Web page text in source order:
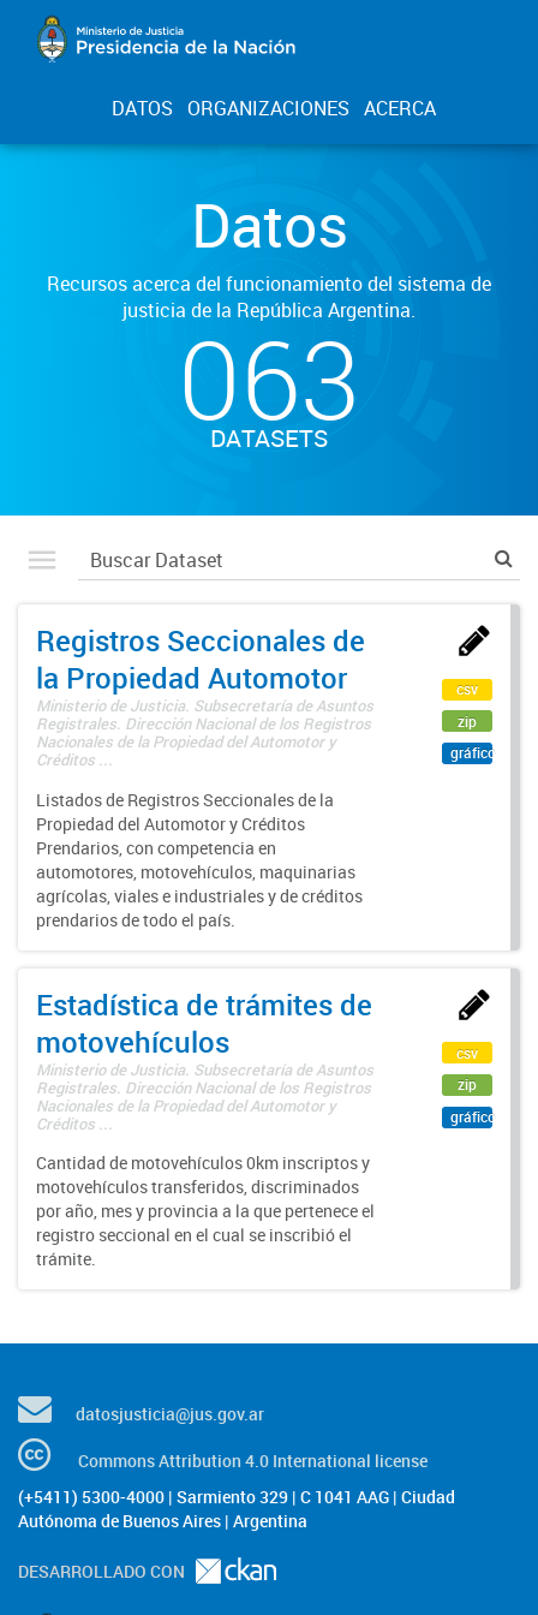
DATOS ORGANIZACIONES ACERCA
Datos
Recursos acerca del funcionamiento del sistema de
justicia de la República Argentina.
063
DATASETS
Registros Seccionales de
la Propiedad Automotor
Ministerio de Justicia. Subsecretaría de Asuntos
Registrales. Dirección Nacional de los Registros
Nacionales de la Propiedad del Automotor y
Créditos ...
Listados de Registros Seccionales de la
Propiedad del Automotor y Créditos
Prendarios, con competencia en
automotores, motovehículos, maquinarias
agrícolas, viales e industriales y de créditos
prendarios de todo el país.
csv
zip
gráfico
Estadística de trámites de
motovehículos
Ministerio de Justicia. Subsecretaría de Asuntos
Registrales. Dirección Nacional de los Registros
Nacionales de la Propiedad del Automotor y
Créditos ...
Cantidad de motovehículos 0km inscriptos y
motovehículos transferidos, discriminados
por año, mes y provincia a la que pertenece el
registro seccional en el cual se inscribió el
trámite.
csv
zip
gráfico
datosjusticia@jus.gov.ar
Commons Attribution 4.0 International license
(+5411) 5300-4000 | Sarmiento 329 | C 1041 AAG | Ciudad
Autónoma de Buenos Aires | Argentina
DESARROLLADO CON